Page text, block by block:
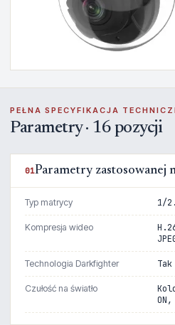
PEŁNA SPECYFIKACJA
Parametry · 16 pozycji
01Parametry zastosowanej
Typ matrycy 1/
Kompresja wideo
Technologia Darkfighter Tak
Czułość na światło